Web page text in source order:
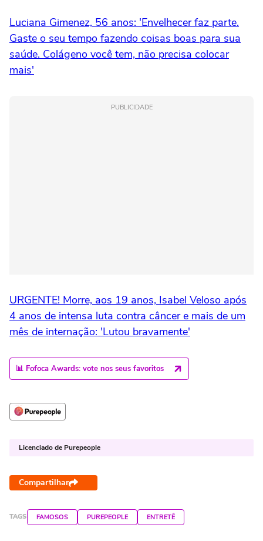
Luciana Gimenez, 56 anos: 'Envelhecer faz parte.
Gaste o seu tempo fazendo coisas boas para sua
saúde. Colágeno você tem, não precisa colocar
mais'
PUBLICIDADE
URGENTE! Morre, aos 19 anos, Isabel Veloso após
4 anos de intensa luta contra câncer e mais de um
mês de internação: 'Lutou bravamente'
📊 Fofoca Awards: vote nos seus favoritos
Licenciado de Purepeople
Compartilhar
TAGS FAMOSOS PUREPEOPLE ENTRETÊ